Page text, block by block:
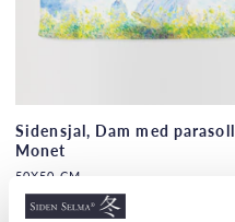
Sidensjal, Dam med parasoll
Monet
50X50 CM
200 kr